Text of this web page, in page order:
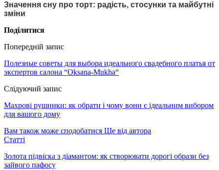
Значення сну про торт: радість, стосунки та майбутні
зміни
Поділитися
Попередній запис
Полезные советы для выбора идеального свадебного платья от
экспертов салона “Оksana-Мukha“
Слідуючий запис
Махрові рушники: як обрати і чому вони є ідеальним вибором
для вашого дому
Вам також може сподобатися Ще від автора
Статті
Золота підвіска з діамантом: як створювати дорогі образи без
зайвого пафосу